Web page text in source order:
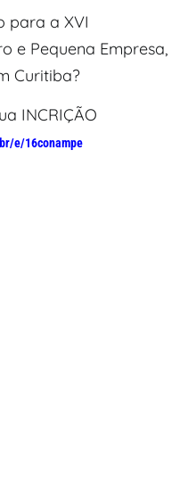
para a XVI
e Pequena Empresa,
Curitiba?
INCRIÇÃO
e/16conampe